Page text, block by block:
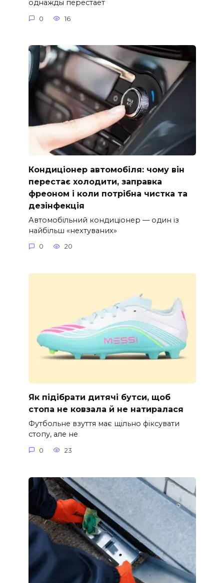
однажды перестает
0 16
Кондиціонер автомобіля: чому він
перестає холодити, заправка
фреоном і коли потрібна чистка та
дезінфекція
Автомобільний кондиціонер — один із
найбільш «нехтуваних»
0 20
Як підібрати дитячі бутси, щоб
стопа не ковзала й не натиралася
Футбольне взуття має щільно фіксувати
стопу, але не
0 23